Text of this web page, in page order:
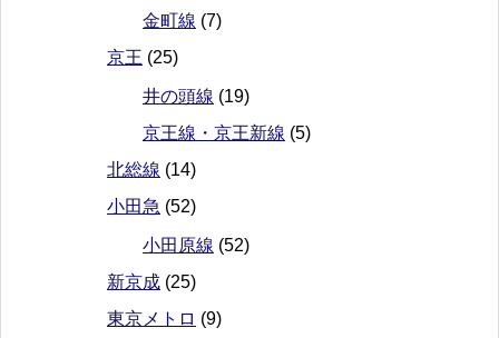
金町線 (7)
京王 (25)
井の頭線 (19)
京王線・京王新線 (5)
北総線 (14)
小田急 (52)
小田原線 (52)
新京成 (25)
東京メトロ (9)